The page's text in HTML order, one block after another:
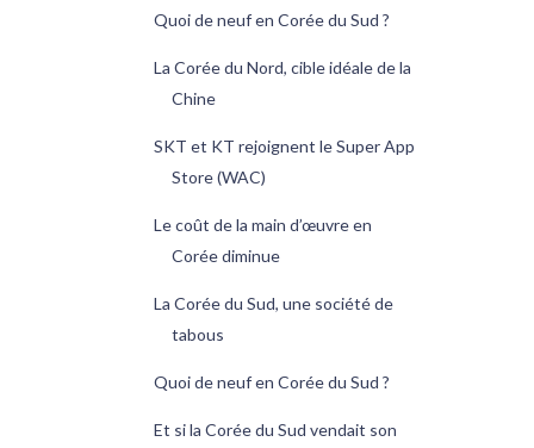
Quoi de neuf en Corée du Sud ?
La Corée du Nord, cible idéale de la
Chine
SKT et KT rejoignent le Super App
Store (WAC)
Le coût de la main d’œuvre en
Corée diminue
La Corée du Sud, une société de
tabous
Quoi de neuf en Corée du Sud ?
Et si la Corée du Sud vendait son